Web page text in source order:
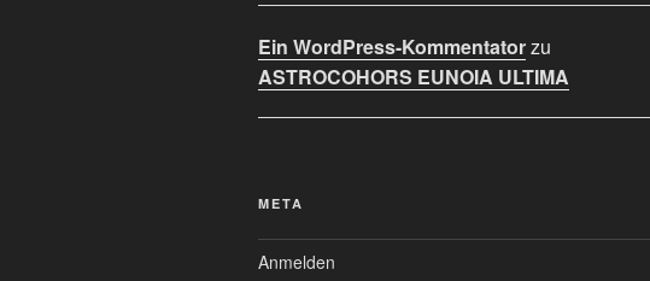
Ein WordPress-Kommentatorzu
ASTROCOHORS EUNOIA ULTIMA
META
Anmelden